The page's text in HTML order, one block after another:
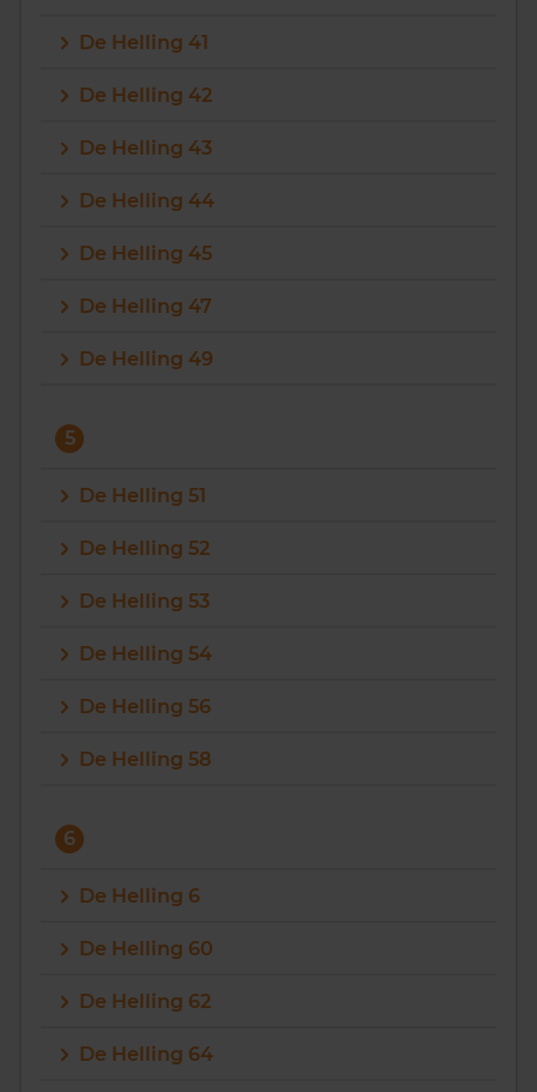
De Helling 41
De Helling 42
De Helling 43
De Helling 44
De Helling 45
De Helling 47
De Helling 49
5
De Helling 51
De Helling 52
De Helling 53
De Helling 54
De Helling 56
De Helling 58
6
De Helling 6
De Helling 60
De Helling 62
De Helling 64